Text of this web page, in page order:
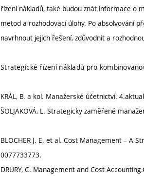
řízení nákladů, také budou znát informace o
metod a rozhodovací úlohy. Po absolvování
navrhnout jejich řešení, zdůvodnit a
Strategické řízení nákladů pro
KRÁL, B. a kol. Manažerské účetnictví.
ŠOLJAKOVÁ, L. Strategicky zaměřené
BLOCHER J. E. et al. Cost Management – A
0077733773.
DRURY, C. Management and Cost